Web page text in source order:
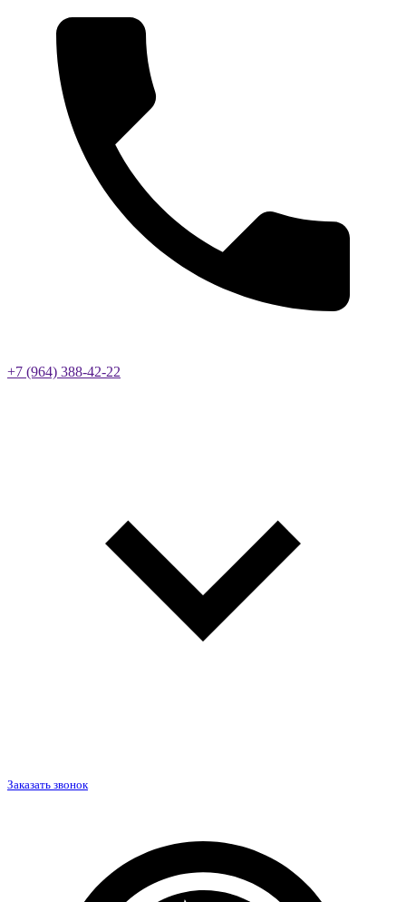
+7 (964) 388-42-22
Заказать звонок